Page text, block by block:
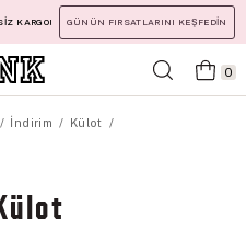
KARGO! GÜNÜN FIRSATLARINI KEŞFEDİN
0
İndirim
Külot